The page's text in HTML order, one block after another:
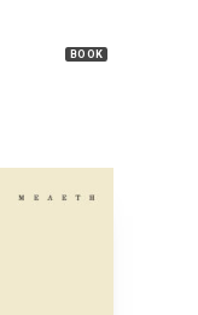
BOOK